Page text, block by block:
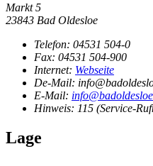
Markt 5
23843 Bad Oldesloe
Telefon: 04531 504-0
Fax: 04531 504-900
Internet: Webseite
De-Mail:
E-Mail:
Hinweis: 115 (Service-
Lage